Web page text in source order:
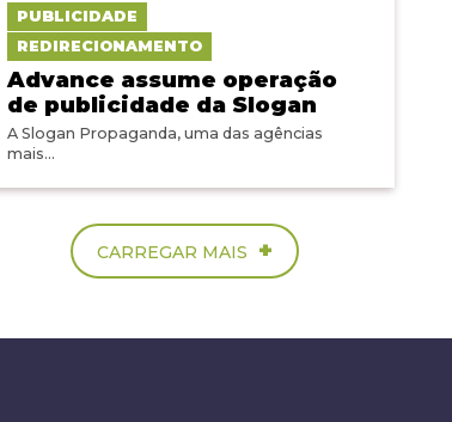
PUBLICIDADE
REDIRECIONAMENTO
Advance assume operação
de publicidade da Slogan
A Slogan Propaganda, uma das agências
mais...
CARREGAR MAIS +